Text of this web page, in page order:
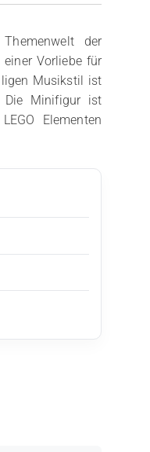
der
Vorliebe für
Musikstil ist
Die Minifigur ist
Elementen